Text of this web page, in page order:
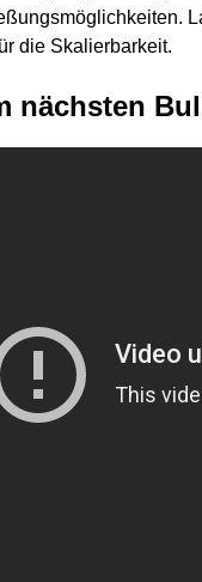
die Skalierbarkeit.
nächsten